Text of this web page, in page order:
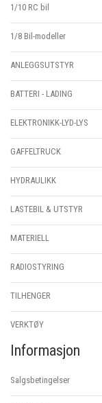
1/10 RC bil
1/8 Bil-modeller
ANLEGGSUTSTYR
BATTERI - LADING
ELEKTRONIKK-LYD-LYS
GAFFELTRUCK
HYDRAULIKK
LASTEBIL & UTSTYR
MATERIELL
RADIOSTYRING
TILHENGER
VERKTØY
Informasjon
Salgsbetingelser